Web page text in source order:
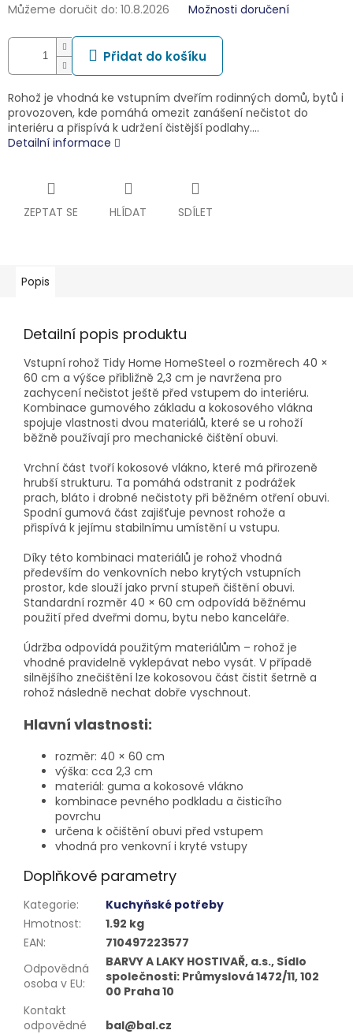
Můžeme doručit do: 10.8.2026 Možnosti doručení
Přidat do košíku
Rohož je vhodná ke vstupním dveřím rodinných domů, bytů i
provozoven, kde pomáhá omezit zanášení nečistot do
interiéru a přispívá k udržení čistější podlahy.…
Detailní informace
ZEPTAT SE HLÍDAT SDÍLET
Popis
Detailní popis produktu
Vstupní rohož Tidy Home HomeSteel o rozměrech 40 ×
60 cm a výšce přibližně 2,3 cm je navržena pro
zachycení nečistot ještě před vstupem do interiéru.
Kombinace gumového základu a kokosového vlákna
spojuje vlastnosti dvou materiálů, které se u rohoží
běžně používají pro mechanické čištění obuvi.
Vrchní část tvoří kokosové vlákno, které má přirozeně
hrubší strukturu. Ta pomáhá odstranit z podrážek
prach, bláto i drobné nečistoty při běžném otření obuvi.
Spodní gumová část zajišťuje pevnost rohože a
přispívá k jejímu stabilnímu umístění u vstupu.
Díky této kombinaci materiálů je rohož vhodná
především do venkovních nebo krytých vstupních
prostor, kde slouží jako první stupeň čištění obuvi.
Standardní rozměr 40 × 60 cm odpovídá běžnému
použití před dveřmi domu, bytu nebo kanceláře.
Údržba odpovídá použitým materiálům – rohož je
vhodné pravidelně vyklepávat nebo vysát. V případě
silnějšího znečištění lze kokosovou část čistit šetrně a
rohož následně nechat dobře vyschnout.
Hlavní vlastnosti:
rozměr: 40 × 60 cm
výška: cca 2,3 cm
materiál: guma a kokosové vlákno
kombinace pevného podkladu a čisticího
povrchu
určena k očištění obuvi před vstupem
vhodná pro venkovní i kryté vstupy
Doplňkové parametry
Kategorie:
Kuchyňské potřeby
Hmotnost:
1.92 kg
EAN:
710497223577
Odpovědná
osoba v EU:
BARVY A LAKY HOSTIVAŘ, a.s., Sídlo
společnosti: Průmyslová 1472/11, 102
00 Praha 10
Kontakt
odpovědné
bal@bal.cz